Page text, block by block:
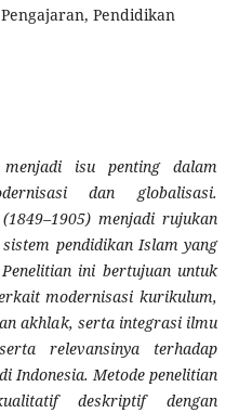
Pendidikan
isu penting dalam
dan globalisasi.
menjadi rujukan
pendidikan Islam yang
ini bertujuan untuk
modernisasi kurikulum,
akhlak, serta integrasi ilmu
relevansinya terhadap
Indonesia. Metode penelitian
deskriptif dengan